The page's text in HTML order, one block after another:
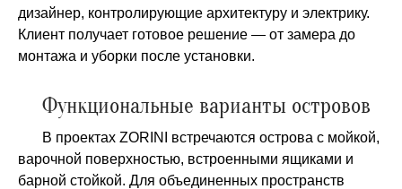
дизайнер, контролирующие архитектуру и электрику.
Клиент получает готовое решение — от замера до
монтажа и уборки после установки.
Функциональные варианты островов
В проектах ZORINI встречаются острова с мойкой,
варочной поверхностью, встроенными ящиками и
барной стойкой. Для объединенных пространств